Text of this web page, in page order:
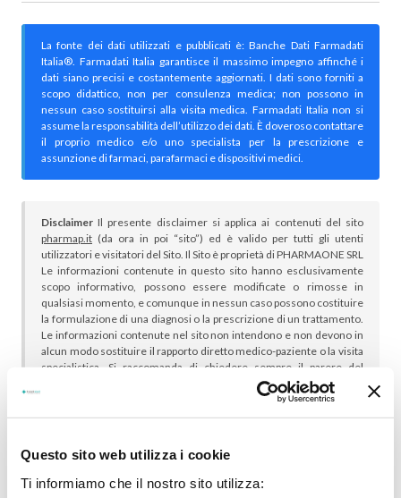
Questo sito web utilizza i cookie
Ti informiamo che il nostro sito utilizza:
La fonte dei dati utilizzati e pubblicati è: Banche Dati Farmadati
Italia®. Farmadati Italia garantisce il massimo impegno affinché i
dati siano precisi e costantemente aggiornati. I dati sono forniti a
scopo didattico, non per consulenza medica; non possono in
nessun caso sostituirsi alla visita medica. Farmadati Italia non si
assume la responsabilità dell’utilizzo dei dati. È doveroso contattare
il proprio medico e/o uno specialista per la prescrizione e
assunzione di farmaci, parafarmaci e dispositivi medici.
Disclaimer Il presente disclaimer si applica ai contenuti del sito
pharmap.it (da ora in poi “sito”) ed è valido per tutti gli utenti
utilizzatori e visitatori del Sito. Il Sito è proprietà di PHARMAONE SRL
Le informazioni contenute in questo sito hanno esclusivamente
scopo informativo, possono essere modificate o rimosse in
qualsiasi momento, e comunque in nessun caso possono costituire
la formulazione di una diagnosi o la prescrizione di un trattamento.
Le informazioni contenute nel sito non intendono e non devono in
alcun modo sostituire il rapporto diretto medico-paziente o la visita
specialistica. Si raccomanda di chiedere sempre il parere del
proprio medico curante e/o di specialisti riguardo qualsiasi
indicazione riportata. Se si hanno dubbi o quesiti sull’uso di un
medicinale è necessario consultare il proprio medico.